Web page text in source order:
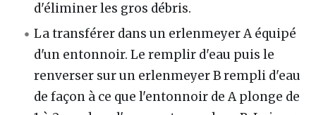
d'éliminer les gros débris.
La transférer dans un erlenmeyer A équipé
d'un entonnoir. Le remplir d'eau puis le
renverser sur un erlenmeyer B rempli d'eau
de façon à ce que l'entonnoir de A plonge de